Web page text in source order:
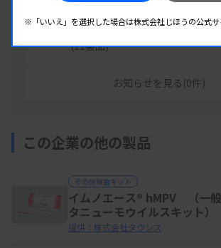
(12製品)
お知らせを見る(0件)
この企業の他の製品
その他検査キット
イムノエース® hMPV （一
タニューモウイルスキット）
提供：株式会社タウンズ
※「いいえ」を選択した場合は株式会社じほうの公式サ